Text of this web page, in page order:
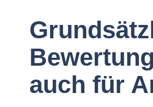
auch für